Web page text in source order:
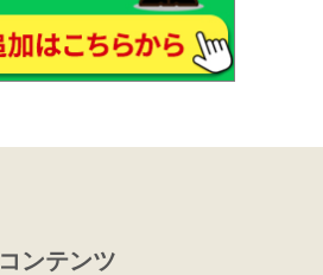
コンテンツ